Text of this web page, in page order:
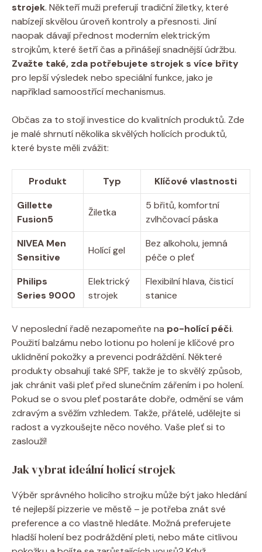
strojek. Někteří muži preferují tradiční žiletky, které
nabízejí skvělou úroveň kontroly a přesnosti. Jiní
naopak dávají přednost moderním elektrickým
strojkům, které šetří čas a přinášejí snadnější údržbu.
Zvažte také, zda potřebujete strojek s více břity
pro lepší výsledek nebo speciální funkce, jako je
například samoostřící mechanismus.
Občas za to stojí investice do kvalitních produktů. Zde
je malé shrnutí několika skvělých holících produktů,
které byste měli zvážit:
Produkt Typ
Klíčové vlastnosti
Gillette
Fusion5
Žiletka
5 břitů, komfortní
zvlhčovací páska
NIVEA Men
Sensitive
Holící gel
Bez alkoholu, jemná
péče o pleť
Philips
Series 9000
Elektrický
strojek
Flexibilní hlava, čisticí
stanice
V neposlední řadě nezapomeňte na po-holící péči.
Použití balzámu nebo lotionu po holení je klíčové pro
uklidnění pokožky a prevenci podráždění. Některé
produkty obsahují také SPF, takže je to skvělý způsob,
jak chránit vaši pleť před slunečním zářením i po holení.
Pokud se o svou pleť postaráte dobře, odmění se vám
zdravým a svěžím vzhledem. Takže, přátelé, udělejte si
radost a vyzkoušejte něco nového. Vaše pleť si to
zaslouží!
Jak vybrat ideální holicí strojek
Výběr správného holicího strojku může být jako hledání
té nejlepší pizzerie ve městě – je potřeba znát své
preference a co vlastně hledáte. Možná preferujete
hladší holení bez podráždění pleti, nebo máte citlivou